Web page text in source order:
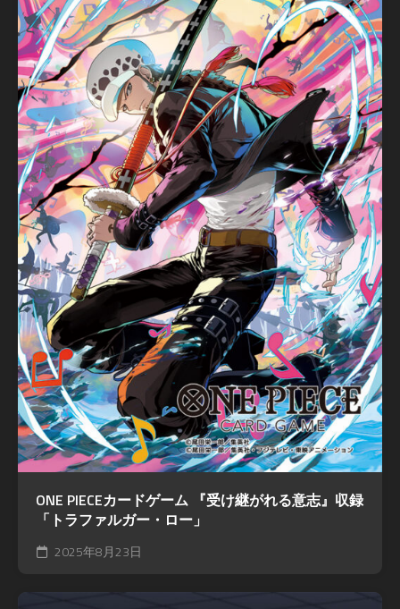
ONE PIECEカードゲーム 『受け継がれる意志』収録
「トラファルガー・ロー」
2025年8月23日